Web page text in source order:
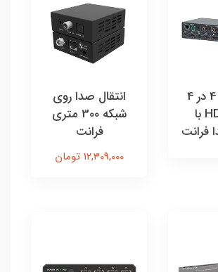
ماتریکس 4 در 4
HDMI v2.0 با
فرانت
انتقال صدا روی
شبکه 300 متری
فرانت
12,309,000 تومان